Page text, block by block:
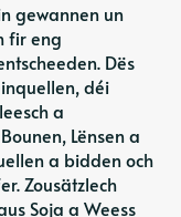
gewannen un
fir eng
Dës
déi
a
Lënsen a
a bidden och
Zousätzlech
Soja a Weess